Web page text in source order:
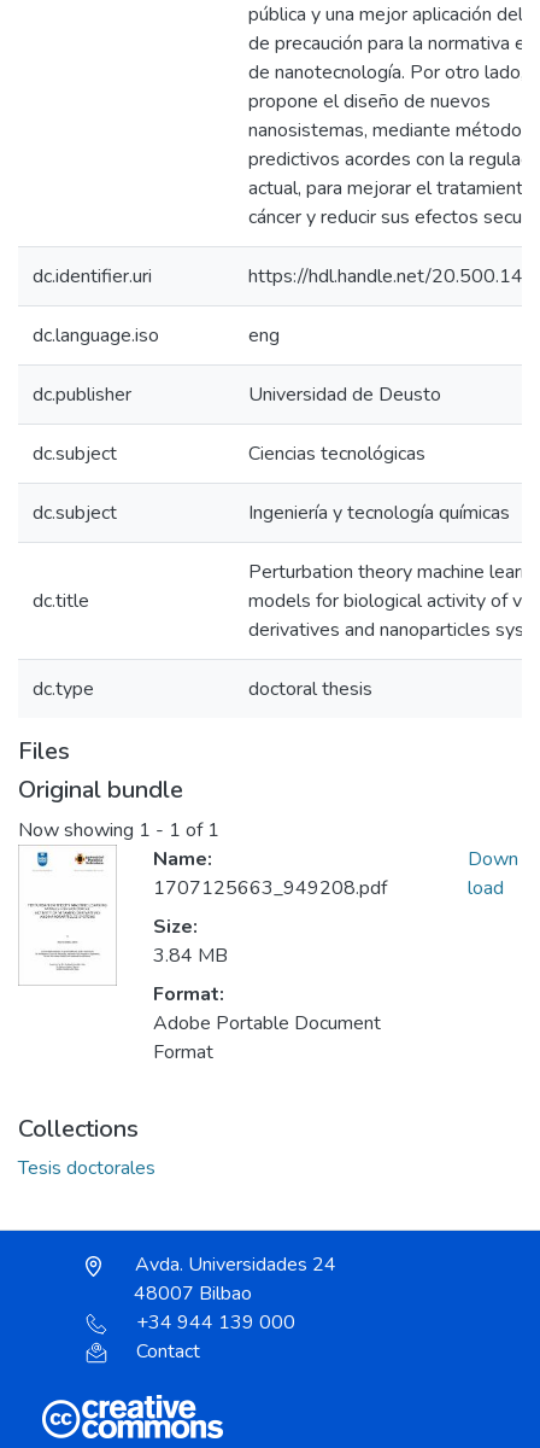
pública y una mejor aplicación del
de precaución para la normativa
de nanotecnología. Por otro lado,
propone el diseño de nuevos
nanosistemas, mediante métodos
predictivos acordes con la
actual, para mejorar el tratamiento
cáncer y reducir sus efectos
dc.identifier.uri https://hdl.handle.net/
dc.language.iso eng
dc.publisher Universidad de Deusto
dc.subject Ciencias tecnológicas
dc.subject Ingeniería y tecnología químicas
dc.title
Perturbation theory machine
models for biological activity of
derivatives and nanoparticles
dc.type doctoral thesis
Files
Original bundle
Now showing 1 - 1 of 1
Name:
1707125663_949208.pdf
Size:
3.84 MB
Format:
Adobe Portable Document
Format
Down
load
Collections
Tesis doctorales
Avda. Universidades 24
48007 Bilbao
+34 944 139 000
Contact